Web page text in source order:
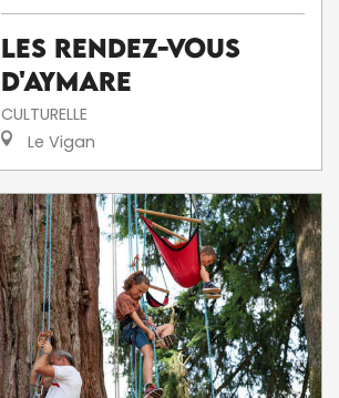
Les Rendez-Vous
d'Aymare
CULTURELLE
Le Vigan